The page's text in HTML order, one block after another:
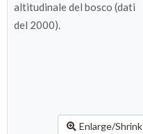
altitudinale del bosco (dati
del 2000).
Enlarge/Shrink